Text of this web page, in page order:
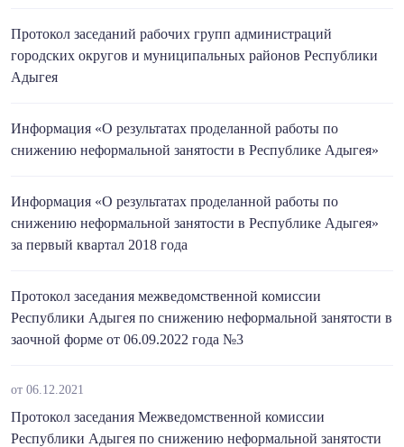
Протокол заседаний рабочих групп администраций
городских округов и муниципальных районов Республики
Адыгея
Информация «О результатах проделанной работы по
снижению неформальной занятости в Республике Адыгея»
Информация «О результатах проделанной работы по
снижению неформальной занятости в Республике Адыгея»
за первый квартал 2018 года
Протокол заседания межведомственной комиссии
Республики Адыгея по снижению неформальной занятости в
заочной форме от 06.09.2022 года №3
от 06.12.2021
Протокол заседания Межведомственной комиссии
Республики Адыгея по снижению неформальной занятости